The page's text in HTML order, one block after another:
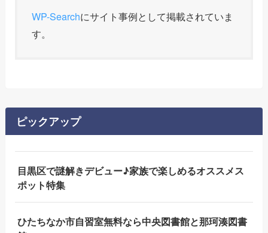
WP-Searchにサイト事例として掲載されていま
す。
ピックアップ
目黒区で謎解きデビュー♪家族で楽しめるオススメス
ポット特集
ひたちなか市自習室無料なら中央図書館と那珂湊図書